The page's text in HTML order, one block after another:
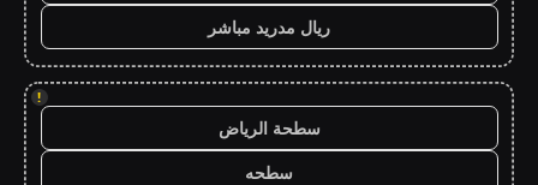
ريال مدريد مباشر
!
سطحة الرياض
سطحه